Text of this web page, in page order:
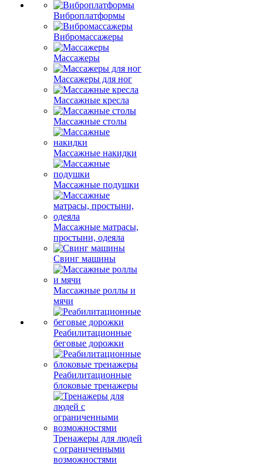
Виброплатформы
Вибромассажеры
Массажеры
Массажеры для ног
Массажные кресла
Массажные столы
Массажные накидки
Массажные подушки
Массажные матрасы,
простыни, одеяла
Свинг машины
Массажные роллы и
мячи
Реабилитационные
беговые дорожки
Реабилитационные
блоковые тренажеры
Тренажеры для людей
с ограниченными
возможностями